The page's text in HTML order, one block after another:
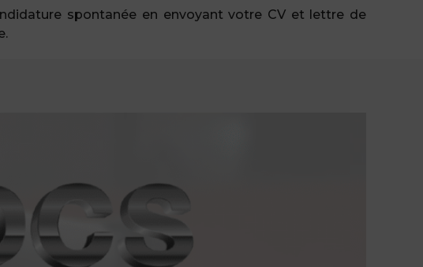
spontanée en envoyant votre CV et lettre de